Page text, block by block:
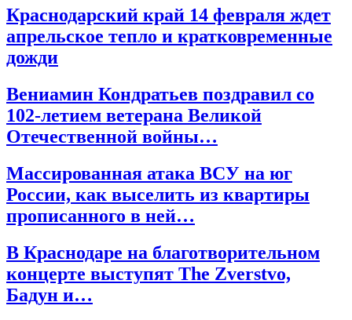
Краснодарский край 14 февраля ждет
апрельское тепло и кратковременные
дожди
Вениамин Кондратьев поздравил со
102-летием ветерана Великой
Отечественной войны…
Массированная атака ВСУ на юг
России, как выселить из квартиры
прописанного в ней…
В Краснодаре на благотворительном
концерте выступят The Zverstvo,
Бадун и…